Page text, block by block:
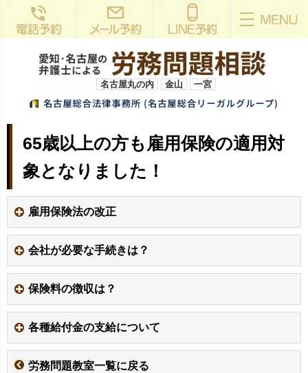
名古屋丸の内 金山 一宮
65歳以上の方も雇用保険の適用対
象となりました！
雇用保険法の改正
会社が必要な手続きは？
保険料の徴収は？
各種給付金の支給について
労務問題教室一覧に戻る